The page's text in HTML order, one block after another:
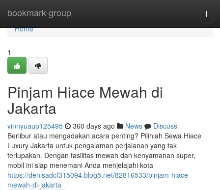
bookmark-group
Home
Home
1
Pinjam Hiace Mewah di
Jakarta
vinnyuaup125495 360 days ago News
Discuss
Berlibur atau mengadakan acara penting? Pilihlah Sewa Hiace
Luxury Jakarta untuk pengalaman perjalanan yang tak
terlupakan. Dengan fasilitas mewah dan kenyamanan super,
mobil ini siap menemani Anda menjelajahi kota
https://denisadcf315094.blog5.net/82816533/pinjam-hiace-
mewah-di-jakarta